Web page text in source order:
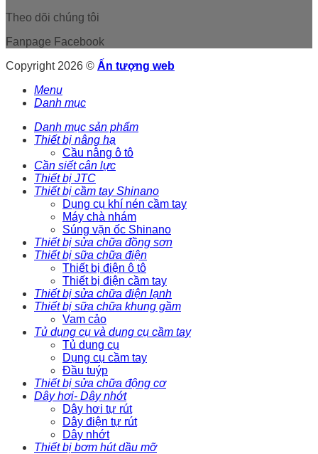
Theo dõi chúng tôi
Fanpage Facebook
Copyright 2026 © Ấn tượng web
Menu
Danh mục
Danh mục sản phẩm
Thiết bị nâng hạ
Cầu nâng ô tô
Cần siết cân lực
Thiết bị JTC
Thiết bị cầm tay Shinano
Dụng cụ khí nén cầm tay
Máy chà nhám
Súng vặn ốc Shinano
Thiết bị sửa chữa đồng sơn
Thiết bị sữa chữa điện
Thiết bị điện ô tô
Thiết bị điện cầm tay
Thiết bị sửa chữa điện lạnh
Thiết bị sữa chữa khung gầm
Vam cảo
Tủ dụng cụ và dụng cụ cầm tay
Tủ dụng cụ
Dụng cụ cầm tay
Đầu tuýp
Thiết bị sửa chữa động cơ
Dây hơi- Dây nhớt
Dây hơi tự rút
Dây điện tự rút
Dây nhớt
Thiết bị bơm hút dầu mỡ